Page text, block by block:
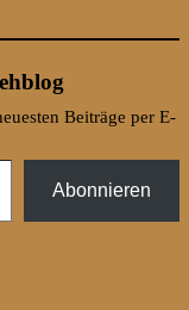
Beiträge per E-
Abonnieren